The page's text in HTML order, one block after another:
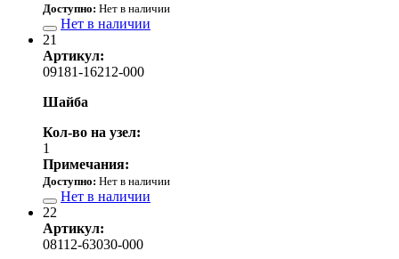
Доступно: Нет в наличии
Нет в наличии
21
Артикул:
09181-16212-000
Шайба
Кол-во на узел:
1
Примечания:
Доступно: Нет в наличии
Нет в наличии
22
Артикул:
08112-63030-000